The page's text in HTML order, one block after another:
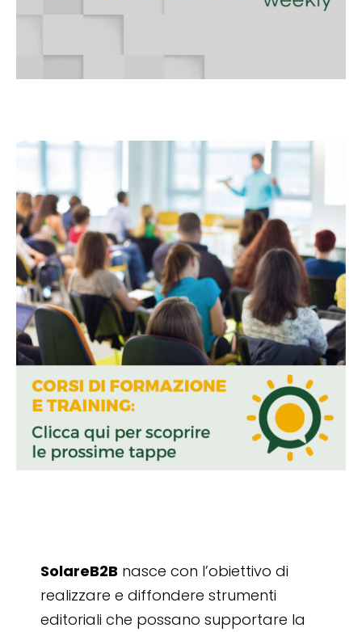
SolareB2B nasce con l’obiettivo di
realizzare e diffondere strumenti
editoriali che possano supportare la